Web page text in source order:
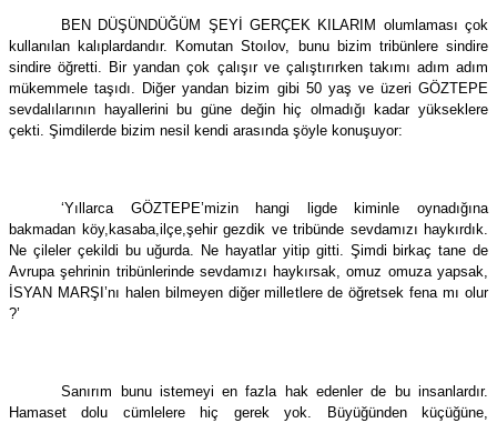
BEN DÜŞÜNDÜĞÜM ŞEYİ GERÇEK KILARIM olumlaması çok
kullanılan kalıplardandır. Komutan Stoılov, bunu bizim tribünlere sindire
sindire öğretti. Bir yandan çok çalışır ve çalıştırırken takımı adım adım
mükemmele taşıdı. Diğer yandan bizim gibi 50 yaş ve üzeri GÖZTEPE
sevdalılarının hayallerini bu güne değin hiç olmadığı kadar yükseklere
çekti. Şimdilerde bizim nesil kendi arasında şöyle konuşuyor:
‘Yıllarca GÖZTEPE’mizin hangi ligde kiminle oynadığına
bakmadan köy,kasaba,ilçe,şehir gezdik ve tribünde sevdamızı haykırdık.
Ne çileler çekildi bu uğurda. Ne hayatlar yitip gitti. Şimdi birkaç tane de
Avrupa şehrinin tribünlerinde sevdamızı haykırsak, omuz omuza yapsak,
İSYAN MARŞI’nı halen bilmeyen diğer milletlere de öğretsek fena mı olur
?’
Sanırım bunu istemeyi en fazla hak edenler de bu insanlardır.
Hamaset dolu cümlelere hiç gerek yok. Büyüğünden küçüğüne,